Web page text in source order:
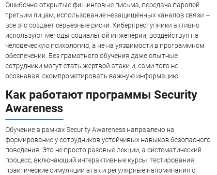
Ошибочно открытые фишинговые письма, передача паролей
третьим лицам, использование незащищённых каналов связи —
всё это создаёт серьёзные риски. Киберпреступники активно
используют методы социальной инженерии, воздействуя на
человеческую психологию, а не на уязвимости в программном
обеспечении. Без грамотного обучения даже опытные
сотрудники могут стать жертвой атаки и, сами того не
осознавая, скомпрометировать важную информацию.
Как работают программы Security
Awareness
Обучение в рамках Security Awareness направлено на
формирование у сотрудников устойчивых навыков безопасного
поведения. Это не просто разовые лекции, а систематический
процесс, включающий интерактивные курсы, тестирования,
практические симуляции атак и регулярные напоминания о